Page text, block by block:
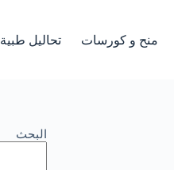
منح و كورسات تحاليل طبية
البحث